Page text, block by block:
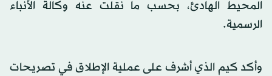
المحيط الهادئ، بحسب ما نقلت عنه وكالة الأنباء
الرسمية.
وأكد كيم الذي أشرف على عملية الإطلاق في تصريحات